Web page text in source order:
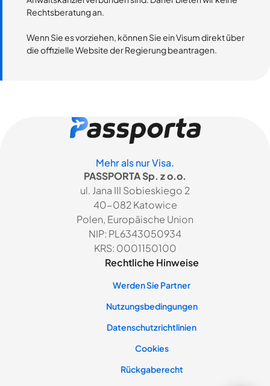
Rechtsberatung an.
Wenn Sie es vorziehen, können Sie ein Visum direkt über
die offizielle Website der Regierung beantragen.
Mehr als nur Visa.
PASSPORTA Sp. z o.o.
ul. Jana III Sobieskiego 2
40-082 Katowice
Polen, Europäische Union
NIP: PL6343050934
KRS: 0001150100
Rechtliche Hinweise
Werden Sie Partner
Nutzungsbedingungen
Datenschutzrichtlinien
Cookies
Rückgaberecht